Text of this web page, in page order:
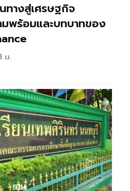
ทางสู่เศรษฐกิจ
พร้อมและบทบาทของ
น.